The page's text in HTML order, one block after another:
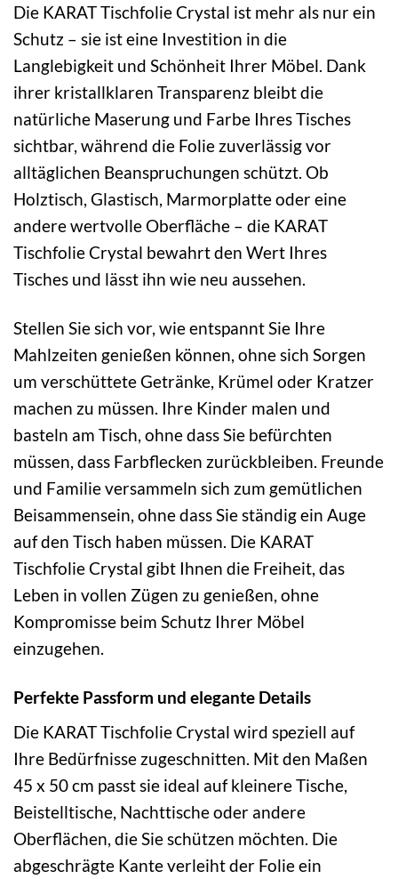
Die KARAT Tischfolie Crystal ist mehr als nur ein
Schutz – sie ist eine Investition in die
Langlebigkeit und Schönheit Ihrer Möbel. Dank
ihrer kristallklaren Transparenz bleibt die
natürliche Maserung und Farbe Ihres Tisches
sichtbar, während die Folie zuverlässig vor
alltäglichen Beanspruchungen schützt. Ob
Holztisch, Glastisch, Marmorplatte oder eine
andere wertvolle Oberfläche – die KARAT
Tischfolie Crystal bewahrt den Wert Ihres
Tisches und lässt ihn wie neu aussehen.
Stellen Sie sich vor, wie entspannt Sie Ihre
Mahlzeiten genießen können, ohne sich Sorgen
um verschüttete Getränke, Krümel oder Kratzer
machen zu müssen. Ihre Kinder malen und
basteln am Tisch, ohne dass Sie befürchten
müssen, dass Farbflecken zurückbleiben. Freunde
und Familie versammeln sich zum gemütlichen
Beisammensein, ohne dass Sie ständig ein Auge
auf den Tisch haben müssen. Die KARAT
Tischfolie Crystal gibt Ihnen die Freiheit, das
Leben in vollen Zügen zu genießen, ohne
Kompromisse beim Schutz Ihrer Möbel
einzugehen.
Perfekte Passform und elegante Details
Die KARAT Tischfolie Crystal wird speziell auf
Ihre Bedürfnisse zugeschnitten. Mit den Maßen
45 x 50 cm passt sie ideal auf kleinere Tische,
Beistelltische, Nachttische oder andere
Oberflächen, die Sie schützen möchten. Die
abgeschrägte Kante verleiht der Folie ein